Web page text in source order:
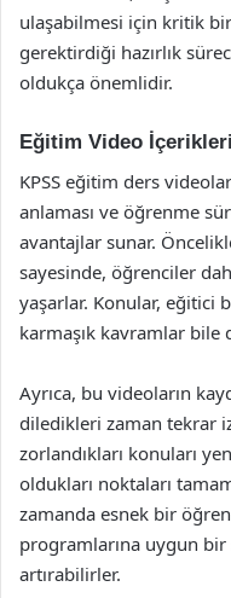
ulaşabilmesi için kritik bir
gerektirdiği hazırlık
oldukça önemlidir.
Eğitim Video
KPSS eğitim ders
anlaması ve öğrenme
avantajlar sunar.
sayesinde, öğrenciler
yaşarlar. Konular, eğitici
karmaşık kavramlar bile
Ayrıca, bu videoların
diledikleri zaman tekrar
zorlandıkları konuları
oldukları noktaları
zamanda esnek bir
programlarına uygun
artırabilirler.